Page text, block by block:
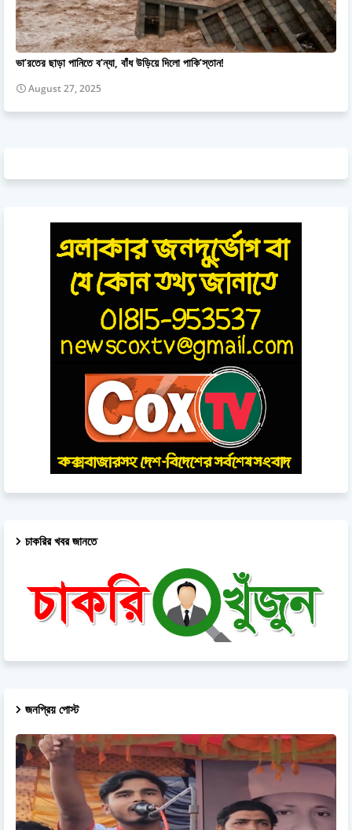
ভা’রতের ছাড়া পানিতে ব’ন্যা, বাঁধ উড়িয়ে দিলো পাকি’স্তান!
August 27, 2025
চাকরির খবর জানতে
জনপ্রিয় পোস্ট